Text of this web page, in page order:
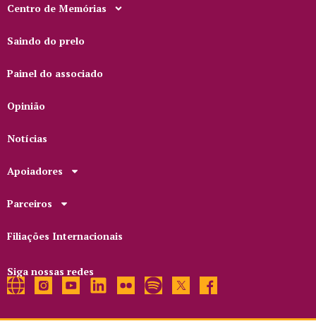
Centro de Memórias
Saindo do prelo
Painel do associado
Opinião
Notícias
Apoiadores
Parceiros
Filiações Internacionais
Siga nossas redes